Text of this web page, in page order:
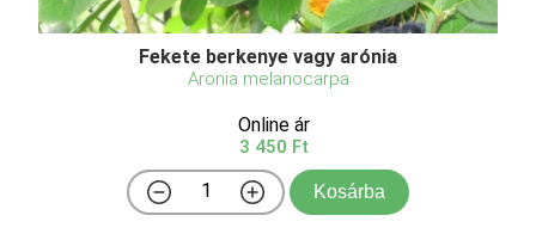
Fekete berkenye vagy arónia
Aronia melanocarpa
Online ár
3 450 Ft
Kosárba